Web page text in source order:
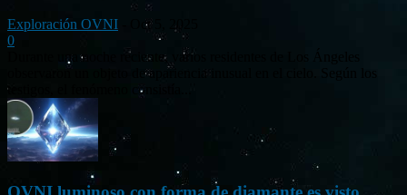
Exploración OVNI
Oct 5, 2025
0
Durante una noche reciente, varios residentes de Los Ángeles
observaron un objeto de apariencia inusual en el cielo. Según los
testigos, el fenómeno consistía...